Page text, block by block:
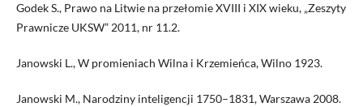
Godek S., Prawo na Litwie na przełomie XVIII i XIX wieku, „Zeszyty
Prawnicze UKSW” 2011, nr 11.2.
Janowski L., W promieniach Wilna i Krzemieńca, Wilno 1923.
Janowski M., Narodziny inteligencji 1750–1831, Warszawa 2008.